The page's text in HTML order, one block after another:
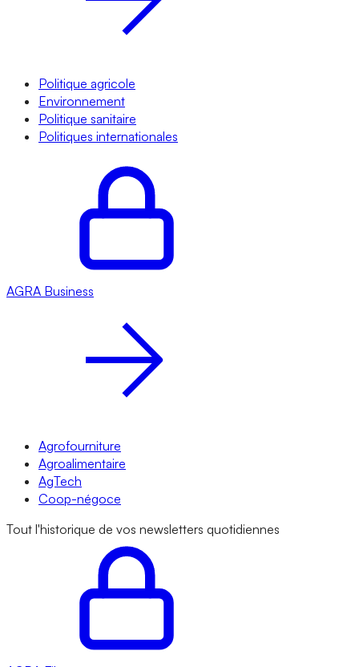
Politique agricole
Environnement
Politique sanitaire
Politiques internationales
AGRA Business
Agrofourniture
Agroalimentaire
AgTech
Coop-négoce
Tout l'historique de vos newsletters quotidiennes